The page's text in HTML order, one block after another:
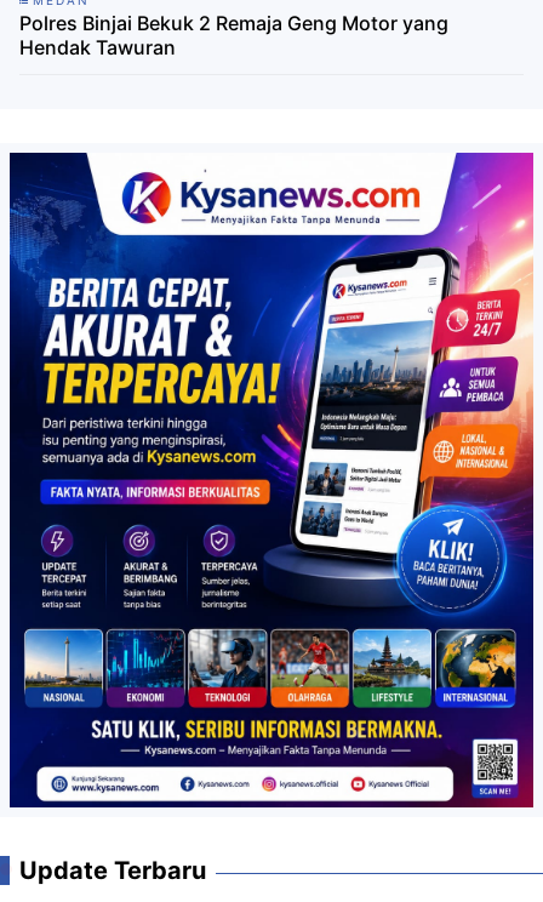
Polres Binjai Bekuk 2 Remaja Geng Motor yang
Hendak Tawuran
Update Terbaru